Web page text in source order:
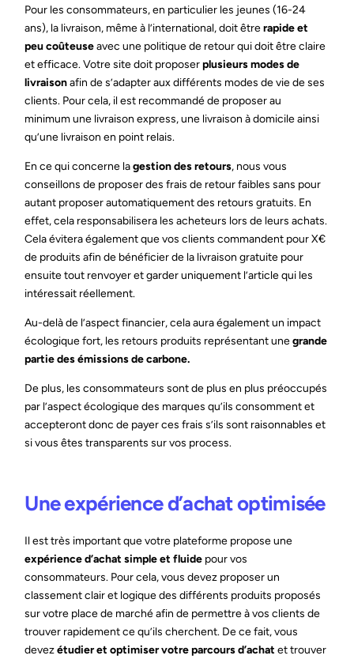
Pour les consommateurs, en particulier les jeunes (16-24
ans), la livraison, même à l’international, doit êtrerapide et
peu coûteuseavec une politique de retour qui doit être claire
et efficace. Votre site doit proposerplusieurs modes de
livraisonafin de s’adapter aux différents modes de vie de ses
clients. Pour cela, il est recommandé de proposer au
minimum une livraison express, une livraison à domicile ainsi
qu’une livraison en point relais.
En ce qui concerne lagestion des retours, nous vous
conseillons de proposer des frais de retour faibles sans pour
autant proposer automatiquement des retours gratuits. En
effet, cela responsabilisera les acheteurs lors de leurs achats.
Cela évitera également que vos clients commandent pour X€
de produits afin de bénéficier de la livraison gratuite pour
ensuite tout renvoyer et garder uniquement l’article qui les
intéressait réellement.
Au-delà de l’aspect financier, cela aura également un impact
écologique fort, les retours produits représentant unegrande
partie des émissions de carbone.
De plus, les consommateurs sont de plus en plus préoccupés
par l’aspect écologique des marques qu’ils consomment et
accepteront donc de payer ces frais s’ils sont raisonnables et
si vous êtes transparents sur vos process.
Une expérience d’achat optimisée
Il est très important que votre plateforme propose une
expérience d’achat simple et fluide pour vos
consommateurs. Pour cela, vous devez proposer un
classement clair et logique des différents produits proposés
sur votre place de marché afin de permettre à vos clients de
trouver rapidement ce qu’ils cherchent. De ce fait, vous
devezétudier et optimiser votre parcours d’achat et trouver